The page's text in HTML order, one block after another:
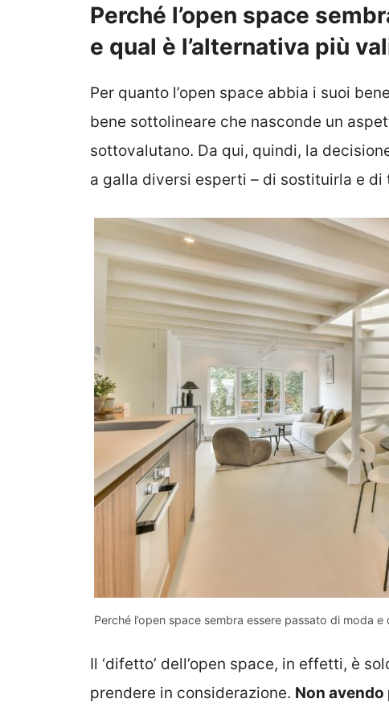
Perché l’open space
e qual è l’alternativa più
Per quanto l’open space abbia i suoi
bene sottolineare che nasconde un
sottovalutano. Da qui, quindi, la
a galla diversi esperti – di sostituirla e di
Perché l’open space sembra essere passato di moda
Il ‘difetto’ dell’open space, in effetti, è
prendere in considerazione. Non